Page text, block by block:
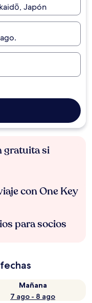
Japón
gratuita si
con One Key
para socios
Mañana
7 ago - 8 ago